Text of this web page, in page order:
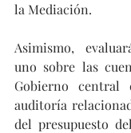
la Mediación.
Asimismo,
uno sobre las
Gobierno
auditoría
del presupuesto